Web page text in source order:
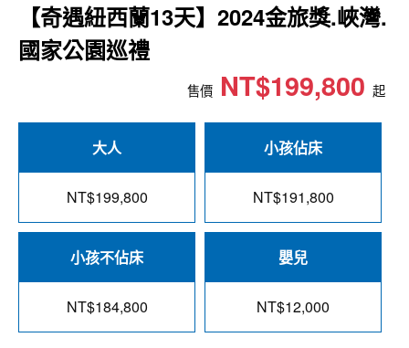
【奇遇紐西蘭13天】2024金旅獎.峽灣.
國家公園巡禮
售價 NT$199,800 起
大人
NT$199,800
小孩佔床
NT$191,800
小孩不佔床
NT$184,800
嬰兒
NT$12,000